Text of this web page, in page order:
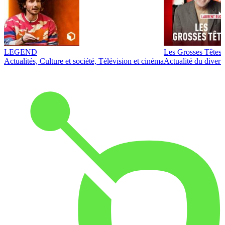
LEGEND
Actualités, Culture et société, Télévision et cinéma
Les Grosses Têtes
Actualité du